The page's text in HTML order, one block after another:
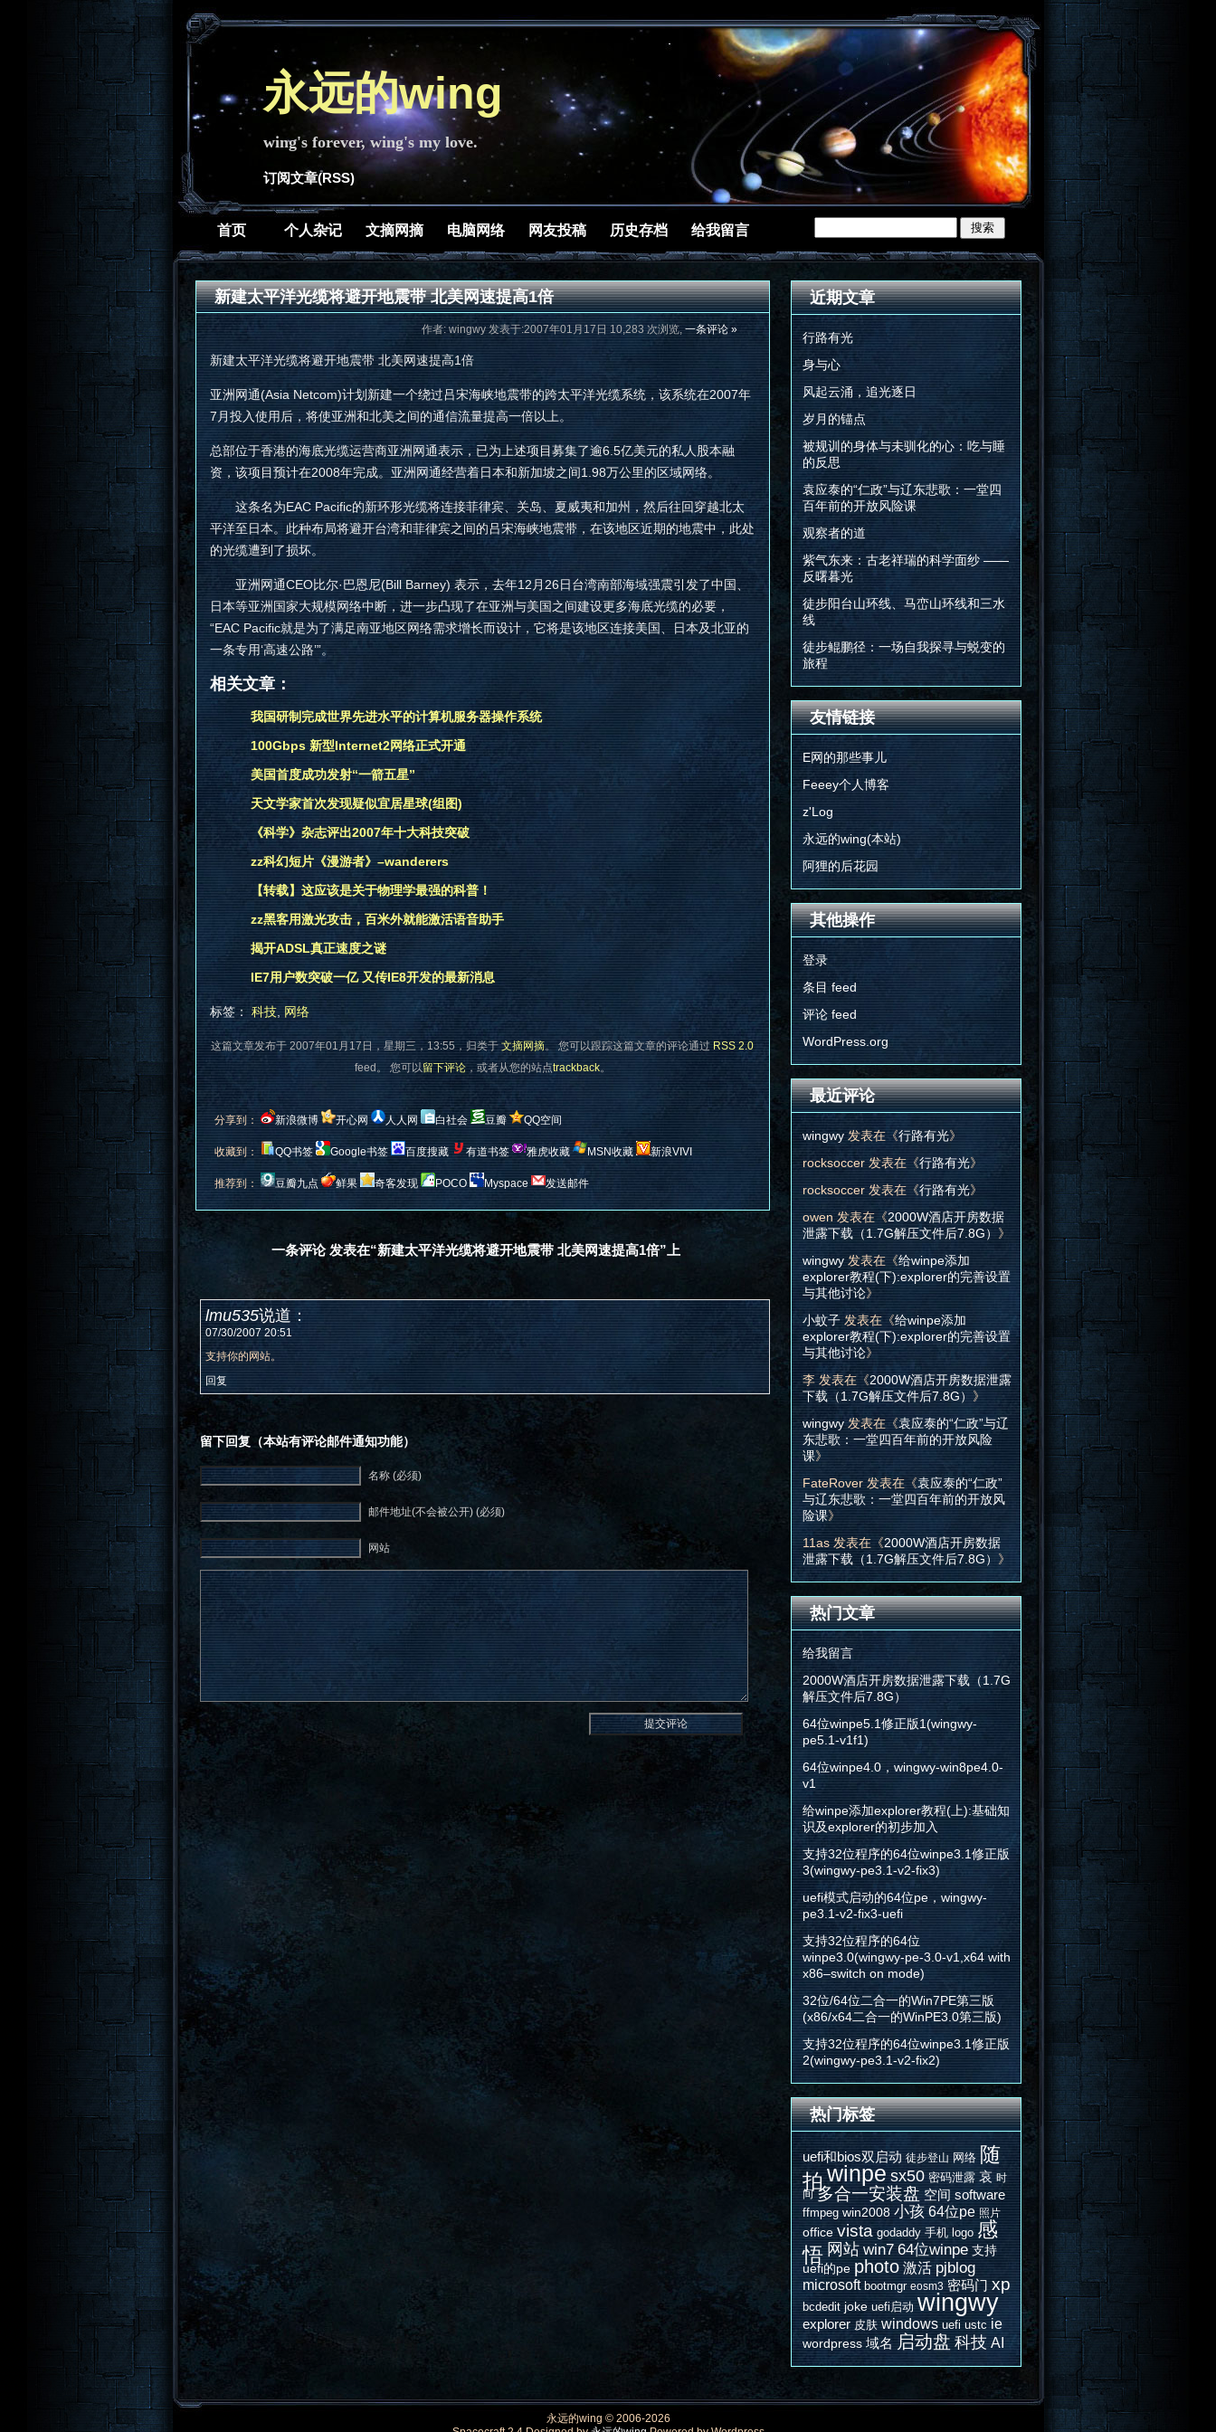
永远的wing
wing's forever, wing's my love.
订阅文章(RSS)
首页 个人杂记 文摘网摘 电脑网络 网友投稿 历史存档 给我留言
新建太平洋光缆将避开地震带 北美网速提高1倍
作者: wingwy 发表于:2007年01月17日 10,283 次浏览, 一条评论 »
新建太平洋光缆将避开地震带 北美网速提高1倍
亚洲网通(Asia Netcom)计划新建一个绕过吕宋海峡地震带的跨太平洋光缆系统，该系统在2007年
7月投入使用后，将使亚洲和北美之间的通信流量提高一倍以上。
总部位于香港的海底光缆运营商亚洲网通表示，已为上述项目募集了逾6.5亿美元的私人股本融
资，该项目预计在2008年完成。亚洲网通经营着日本和新加坡之间1.98万公里的区域网络。
这条名为EAC Pacific的新环形光缆将连接菲律宾、关岛、夏威夷和加州，然后往回穿越北太
平洋至日本。此种布局将避开台湾和菲律宾之间的吕宋海峡地震带，在该地区近期的地震中，此处
的光缆遭到了损坏。
亚洲网通CEO比尔·巴恩尼(Bill Barney) 表示，去年12月26日台湾南部海域强震引发了中国、
日本等亚洲国家大规模网络中断，进一步凸现了在亚洲与美国之间建设更多海底光缆的必要，
“EAC Pacific就是为了满足南亚地区网络需求增长而设计，它将是该地区连接美国、日本及北亚的
一条专用‘高速公路’”。
相关文章：
我国研制完成世界先进水平的计算机服务器操作系统
100Gbps 新型Internet2网络正式开通
美国首度成功发射“一箭五星”
天文学家首次发现疑似宜居星球(组图)
《科学》杂志评出2007年十大科技突破
zz科幻短片《漫游者》–wanderers
【转载】这应该是关于物理学最强的科普！
zz黑客用激光攻击，百米外就能激活语音助手
揭开ADSL真正速度之谜
IE7用户数突破一亿 又传IE8开发的最新消息
标签：科技, 网络
这篇文章发布于 2007年01月17日，星期三，13:55，归类于文摘网摘。 您可以跟踪这篇文章的评论通过 RSS 2.0
feed。 您可以留下评论，或者从您的站点trackback。
分享到： 新浪微博 开心网 人人网 白社会 豆瓣 QQ空间
收藏到： QQ书签 Google书签 百度搜藏 有道书签 雅虎收藏 MSN收藏 新浪VIVI
推荐到： 豆瓣九点 鲜果 奇客发现 POCO Myspace 发送邮件
一条评论 发表在“新建太平洋光缆将避开地震带 北美网速提高1倍”上
lmu535说道：
07/30/2007 20:51
支持你的网站。
回复
留下回复（本站有评论邮件通知功能）
名称 (必须)
邮件地址(不会被公开) (必须)
网站
近期文章
行路有光
身与心
风起云涌，追光逐日
岁月的锚点
被规训的身体与未驯化的心：吃与睡
的反思
袁应泰的“仁政”与辽东悲歌：一堂四
百年前的开放风险课
观察者的道
紫气东来：古老祥瑞的科学面纱 ——
反曙暮光
徒步阳台山环线、马峦山环线和三水
线
徒步鲲鹏径：一场自我探寻与蜕变的
旅程
友情链接
E网的那些事儿
Feeey个人博客
z'Log
永远的wing(本站)
阿狸的后花园
其他操作
登录
条目 feed
评论 feed
WordPress.org
最近评论
wingwy发表在《行路有光》
rocksoccer发表在《行路有光》
rocksoccer发表在《行路有光》
owen 发表在《2000W酒店开房数据
泄露下载（1.7G解压文件后7.8G） 》
wingwy发表在《给winpe添加
explorer教程(下):explorer的完善设置
与其他讨论》
小蚊子发表在《给winpe添加
explorer教程(下):explorer的完善设置
与其他讨论》
李发表在《2000W酒店开房数据泄露
下载（1.7G解压文件后7.8G） 》
wingwy发表在《袁应泰的“仁政”与辽
东悲歌：一堂四百年前的开放风险
课》
FateRover发表在《袁应泰的“仁政”
与辽东悲歌：一堂四百年前的开放风
险课》
11as发表在《2000W酒店开房数据
泄露下载（1.7G解压文件后7.8G） 》
热门文章
给我留言
2000W酒店开房数据泄露下载（1.7G
解压文件后7.8G）
64位winpe5.1修正版1(wingwy-
pe5.1-v1f1)
64位winpe4.0，wingwy-win8pe4.0-
v1
给winpe添加explorer教程(上):基础知
识及explorer的初步加入
支持32位程序的64位winpe3.1修正版
3(wingwy-pe3.1-v2-fix3)
uefi模式启动的64位pe，wingwy-
pe3.1-v2-fix3-uefi
支持32位程序的64位
winpe3.0(wingwy-pe-3.0-v1,x64 with
x86–switch on mode)
32位/64位二合一的Win7PE第三版
(x86/x64二合一的WinPE3.0第三版)
支持32位程序的64位winpe3.1修正版
2(wingwy-pe3.1-v2-fix2)
热门标签
uefi和bios双启动 徒步登山 网络 随
拍 winpe sx50 密码泄露 哀 时
间 多合一安装盘 空间 software
ffmpeg win2008 小孩 64位pe 照片
office vista godaddy 手机 logo 感
悟 网站 win7 64位winpe 支持
uefi的pe photo 激活 pjblog
microsoft bootmgr eosm3 密码门 xp
bcdedit joke uefi启动 wingwy
explorer 皮肤 windows uefi ustc ie
wordpress 域名 启动盘 科技 AI
永远的wing © 2006-2026